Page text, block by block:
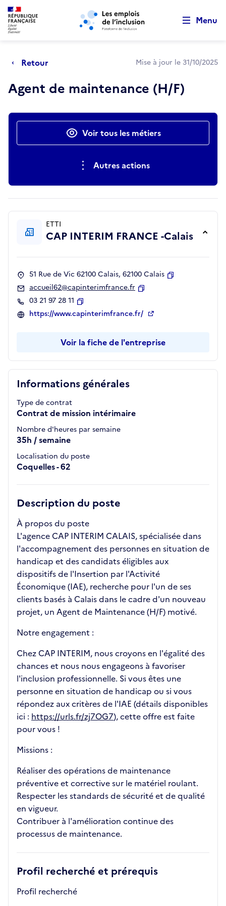
Aller au menu principal Aller au contenu principal
Menu
Retour Mise à jour le 31/10/2025
Agent de maintenance (H/F)
Actions rapidesVoir tous les métiers
Autres actions
Informations générales
Type de contrat
Contrat de mission intérimaire
Nombre d'heures par semaine
35h / semaine
Localisation du poste
Coquelles - 62
Description du poste
À propos du poste
L'agence CAP INTERIM CALAIS, spécialisée dans
l'accompagnement des personnes en situation de
handicap et des candidats éligibles aux
dispositifs de l'Insertion par l'Activité
Économique (IAE), recherche pour l'un de ses
clients basés à Calais dans le cadre d'un nouveau
projet, un Agent de Maintenance (H/F) motivé.
Notre engagement :
Chez CAP INTERIM, nous croyons en l'égalité des
chances et nous nous engageons à favoriser
l'inclusion professionnelle. Si vous êtes une
personne en situation de handicap ou si vous
répondez aux critères de l'IAE (détails disponibles
ici : https://urls.fr/zj7OG7), cette offre est faite
pour vous !
Missions :
Réaliser des opérations de maintenance
préventive et corrective sur le matériel roulant.
Respecter les standards de sécurité et de qualité
en vigueur.
Contribuer à l'amélioration continue des
processus de maintenance.
Profil recherché et prérequis
Profil recherché
ETTI
CAP INTERIM FRANCE -Calais
51 Rue de Vic 62100 Calais, 62100 Calais
accueil62@capinterimfrance.fr
03 21 97 28 11
Copier
https://www.capinterimfrance.fr/
Voir la fiche de l'entreprise
Retour au début de la page
Panneau de gestion des cookies